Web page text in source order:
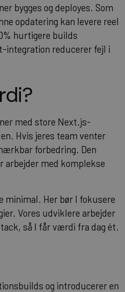
bygges og deployes. Som
opdatering kan levere reel
hurtigere builds
integration reducerer fejl i
med store Next.js-
Hvis jeres team venter
forbedring. Den
med komplekse
minimal. Her bør I fokusere
Vores udviklere arbejder
så I får værdi fra dag ét.
og introducerer en